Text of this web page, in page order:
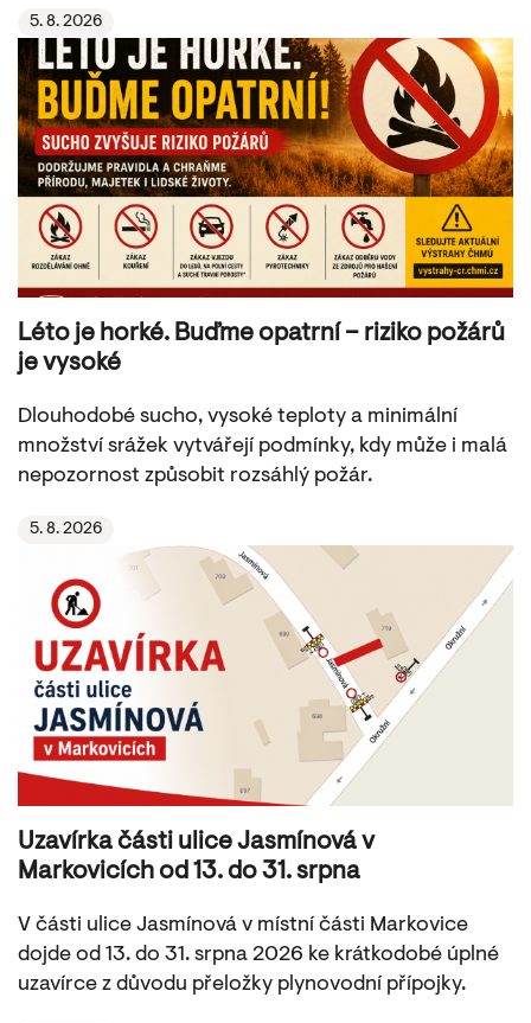
5. 8. 2026
Léto je horké. Buďme opatrní – riziko požárů
je vysoké
Dlouhodobé sucho, vysoké teploty a minimální
množství srážek vytvářejí podmínky, kdy může i malá
nepozornost způsobit rozsáhlý požár.
5. 8. 2026
Uzavírka části ulice Jasmínová v
Markovicích od 13. do 31. srpna
V části ulice Jasmínová v místní části Markovice
dojde od 13. do 31. srpna 2026 ke krátkodobé úplné
uzavírce z důvodu přeložky plynovodní přípojky.